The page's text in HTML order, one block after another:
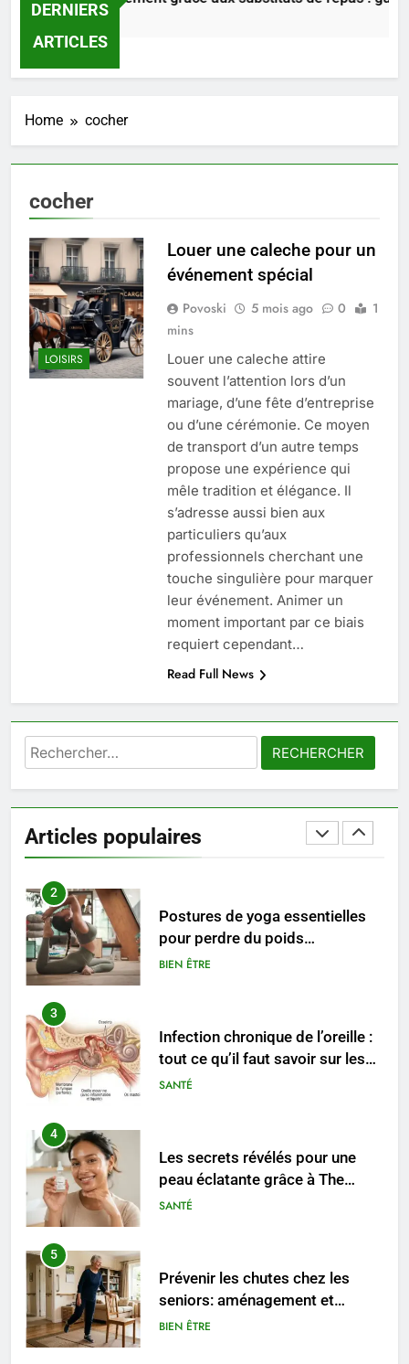
DERNIERS
ARTICLES
2 Jours Ago
Home cocher
cocher
LOISIRS
Louer une caleche pour un
événement spécial
Povoski 5 mois ago 0
1
mins
Louer une caleche attire
souvent l’attention lors d’un
mariage, d’une fête d’entreprise
ou d’une cérémonie. Ce moyen
de transport d’un autre temps
propose une expérience qui
mêle tradition et élégance. Il
s’adresse aussi bien aux
particuliers qu’aux
professionnels cherchant une
touche singulière pour marquer
leur événement. Animer un
moment important par ce biais
requiert cependant…
Read Full News
Rechercher :
Articles populaires
5
Prévenir les chutes chez les
seniors: aménagement et
exercices
BIEN ÊTRE
Voyance à La Rochelle : où
trouver un accompagnement
sérieux à un tarif juste ?
BIEN ÊTRE
Sclérose en plaques et
maternité : tout ce que les
femmes enceintes doivent
connaître
SANTÉ
Les 4 principales différences
freelance
ENTREPRISE
1
substituts de repas : guide et
conseils pratiques
BIEN ÊTRE
2
Postures de yoga essentielles
pour perdre du poids
rapidement et durable
BIEN ÊTRE
3
Infection chronique de l’oreille :
tout ce qu’il faut savoir sur les
saignements
SANTÉ
4
Les secrets révélés pour une
peau éclatante grâce à The
Ordinary
SANTÉ
5
Prévenir les chutes chez les
seniors: aménagement et
exercices
BIEN ÊTRE